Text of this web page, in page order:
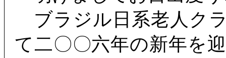
ブラジル日系老人ク
て二〇〇六年の新年を